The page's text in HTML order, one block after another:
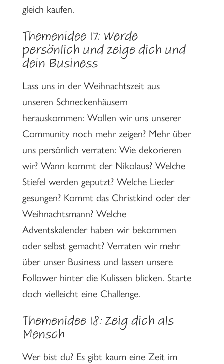
gleich kaufen.
Themenidee 17:Werde
persönlich und zeige dich und
dein Business
Lass uns in der Weihnachtszeit aus
unseren Schneckenhäusern
herauskommen: Wollen wir uns unserer
Community noch mehr zeigen? Mehr über
uns persönlich verraten: Wie dekorieren
wir? Wann kommt der Nikolaus? Welche
Stiefel werden geputzt? Welche Lieder
gesungen? Kommt das Christkind oder der
Weihnachtsmann? Welche
Adventskalender haben wir bekommen
oder selbst gemacht? Verraten wir mehr
über unser Business und lassen unsere
Follower hinter die Kulissen blicken. Starte
doch vielleicht eine Challenge.
Themenidee 18:Zeig dich als
Mensch
Wer bist du? Es gibt kaum eine Zeit im